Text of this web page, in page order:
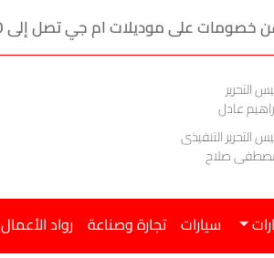
على موديلات ام جي تصل إلى 100 ألف جنيه
التحرير
عادل
التحرير التنفيذى
صلاح
سيارات تجارة وصناعة رواد الأعمال